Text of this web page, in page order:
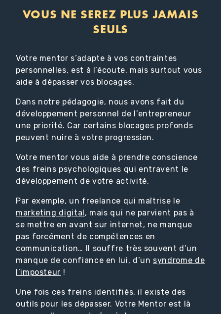
VOUS NE SEREZ PLUS JAMAIS
SEULS
Votre mentor s’adapte à vos contraintes
personnelles, est à l’écoute, mais surtout vous
aide à dépasser vos blocages.
Dans notre pédagogie, nous avons fait du
développement personnel de l’entrepreneur
une priorité. Car certains blocages profonds
peuvent nuire à votre progression.
Votre mentor vous aide à prendre conscience
des freins psychologiques qui entravent le
développement de votre activité.
Par exemple, un freelance qui maîtrise le
marketing digital, mais qui ne parvient pas à
se mettre en avant sur internet, ne manque
pas forcément de compétences en
communication… Il souffre très souvent d’un
manque de confiance en lui, d’un syndrome de
l’imposteur !
Une fois ces freins identifiés, il existe des
outils pour les dépasser. Votre Mentor est là